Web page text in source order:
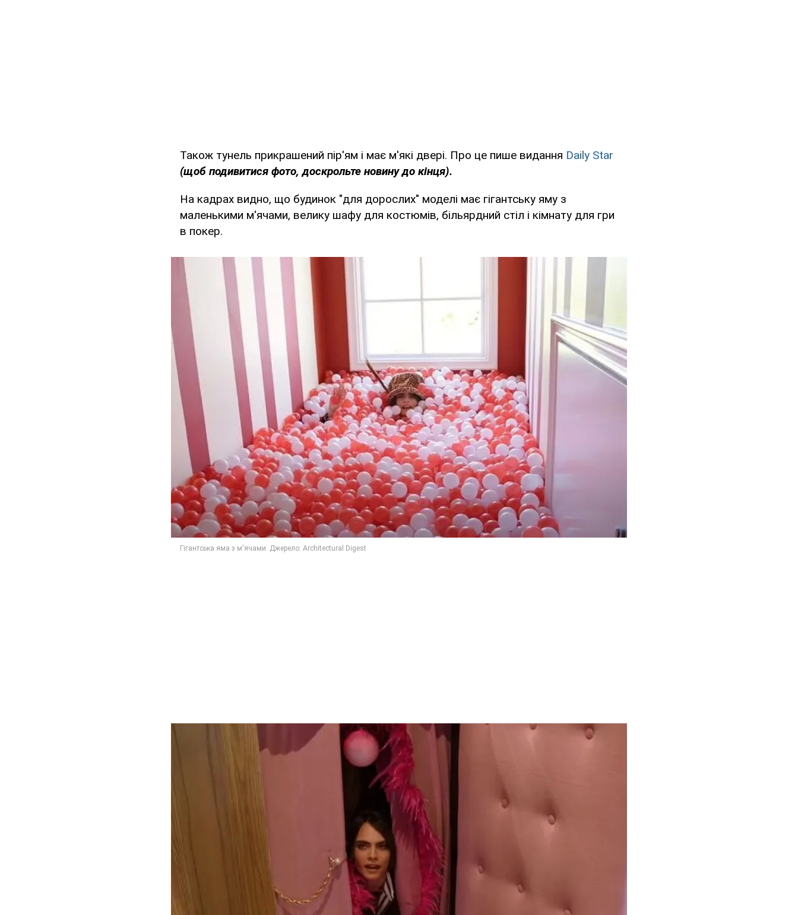
Також тунель прикрашений пір'ям і має м'які двері. Про це пише видання Daily Star
(щоб подивитися фото, доскрольте новину до кінця).
На кадрах видно, що будинок "для дорослих" моделі має гігантську яму з
маленькими м'ячами, велику шафу для костюмів, більярдний стіл і кімнату для гри
в покер.